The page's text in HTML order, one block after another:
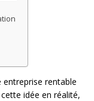
rentable
idée en réalité,